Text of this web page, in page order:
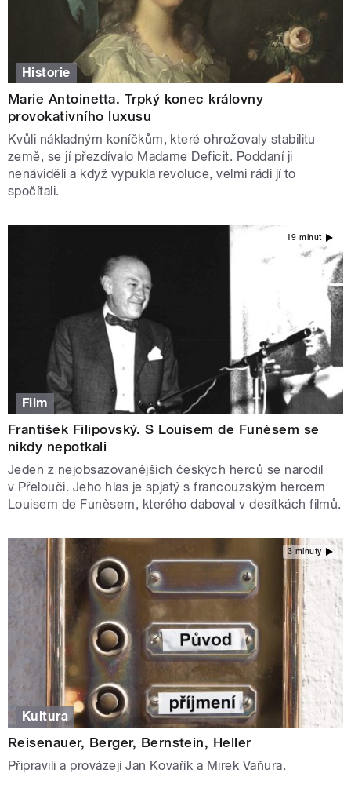
Historie
Marie Antoinetta. Trpký konec královny
provokativního luxusu
Kvůli nákladným koníčkům, které ohrožovaly stabilitu
země, se jí přezdívalo Madame Deficit. Poddaní ji
nenáviděli a když vypukla revoluce, velmi rádi jí to
spočítali.
19 minut
Film
František Filipovský. S Louisem de Funèsem se
nikdy nepotkali
Jeden z nejobsazovanějších českých herců se narodil
v Přelouči. Jeho hlas je spjatý s francouzským hercem
Louisem de Funèsem, kterého daboval v desítkách filmů.
3 minuty
Kultura
Reisenauer, Berger, Bernstein, Heller
Připravili a provázejí Jan Kovařík a Mirek Vaňura.